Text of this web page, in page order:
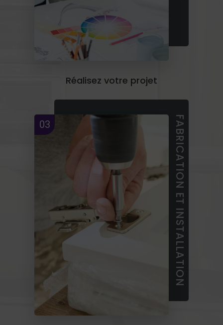
Réalisez votre projet
FABRICATION ET INSTALLATION
03